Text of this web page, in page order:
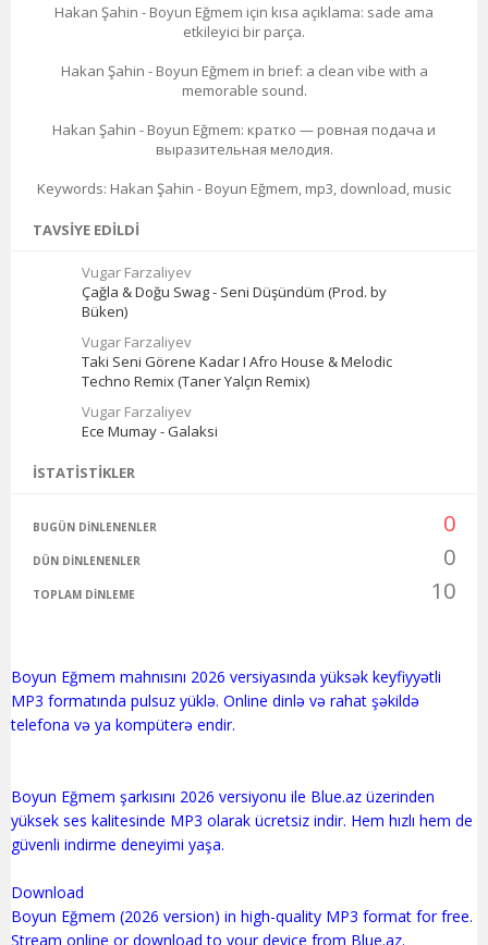
Hakan Şahin - Boyun Eğmem için kısa açıklama: sade ama
etkileyici bir parça.
Hakan Şahin - Boyun Eğmem in brief: a clean vibe with a
memorable sound.
Hakan Şahin - Boyun Eğmem: кратко — ровная подача и
выразительная мелодия.
Keywords: Hakan Şahin - Boyun Eğmem, mp3, download, music
TAVSIYE EDILDI
Vugar Farzaliyev
Çağla & Doğu Swag - Seni Düşündüm (Prod. by
Büken)
Vugar Farzaliyev
Taki Seni Görene Kadar I Afro House & Melodic
Techno Remix (Taner Yalçın Remix)
Vugar Farzaliyev
Ece Mumay - Galaksi
İSTATISTIKLER
BUGÜN DINLENENLER 0
DÜN DINLENENLER 0
TOPLAM DINLEME 10
Boyun Eğmem mahnısını 2026 versiyasında yüksək keyfiyyətli
MP3 formatında pulsuz yüklə. Online dinlə və rahat şəkildə
telefona və ya kompüterə endir.
Boyun Eğmem şarkısını 2026 versiyonu ile Blue.az üzerinden
yüksek ses kalitesinde MP3 olarak ücretsiz indir. Hem hızlı hem de
güvenli indirme deneyimi yaşa.
Download
Boyun Eğmem (2026 version) in high-quality MP3 format for free.
Stream online or download to your device from Blue.az.